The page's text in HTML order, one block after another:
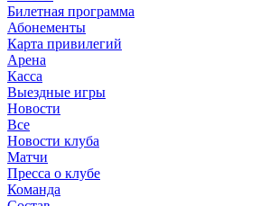
Билетная программа
Абонементы
Карта привилегий
Арена
Касса
Выездные игры
Новости
Все
Новости клуба
Матчи
Пресса о клубе
Команда